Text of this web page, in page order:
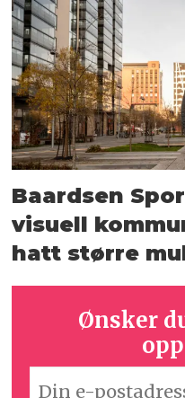
Baardsen
visuell
hatt større
Ønsker